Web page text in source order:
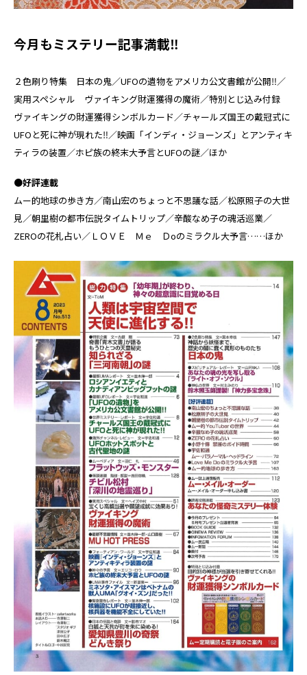
今月もミステリー記事満載‼
２色刷り特集 日本の鬼／UFOの遺物をアメリカ公文書館が公開‼／
実用スペシャル ヴァイキング財運獲得の魔術／特別とじ込み付録
ヴァイキングの財運獲得シンボルカード／チャールズ国王の戴冠式に
UFOと死に神が現れた‼／映画「インディ・ジョーンズ」とアンティキ
ティラの装置／ホピ族の終末大予言とUFOの謎／ほか
●好評連載
ムー的地球の歩き方／南山宏のちょっと不思議な話／松原照子の大世
見／朝里樹の都市伝説タイムトリップ／辛酸なめ子の魂活巡業／
ZEROの花札占い／ＬＯＶＥ Ｍｅ Ｄoのミラクル大予言……ほか